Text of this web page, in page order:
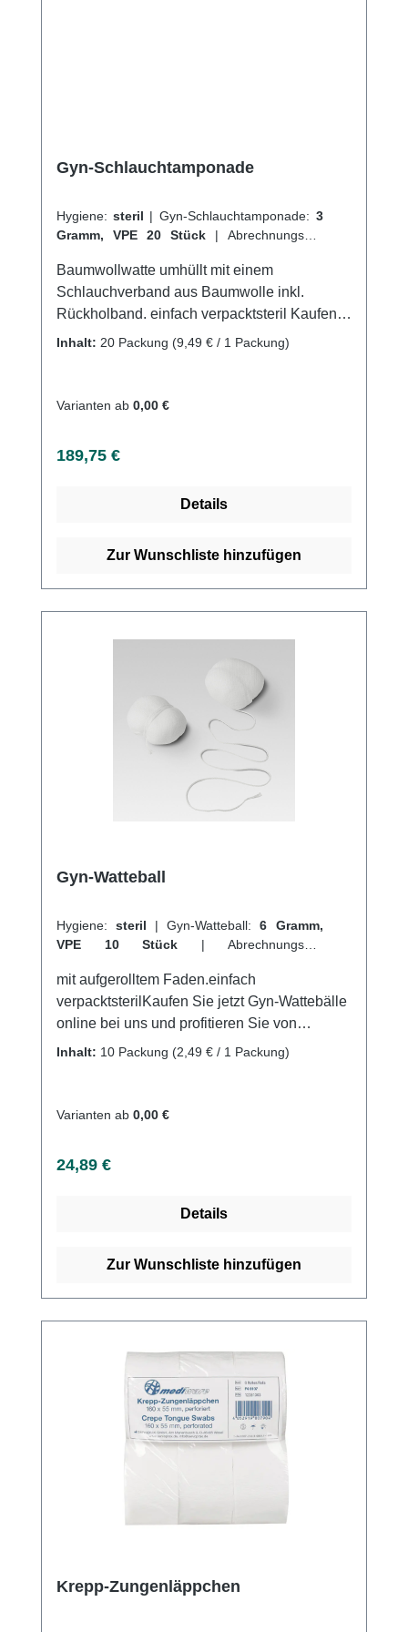
Gyn-Schlauchtamponade
Hygiene: steril | Gyn-Schlauchtamponade: 3
Gramm, VPE 20 Stück |
Abrechnungsart:
Baumwollwatte umhüllt mit einem
Schlauchverband aus Baumwolle inkl.
Rückholband. einfach verpacktsteril Kaufen
Sie jetzt Gyn-Schlauchtamponaden online
hervorragenden Kundenservice.Weitere
Inhalt: 20 Packung (9,49 € / 1 Packung)
Varianten ab 0,00 €
Regulärer Preis:
189,75 €
Details
Zur Wunschliste hinzufügen
Gyn-Watteball
Hygiene: steril | Gyn-Watteball: 6 Gramm,
VPE 10 Stück |
Abrechnungsart:
mit aufgerolltem Faden.einfach
verpacktsterilKaufen Sie jetzt Gyn-Wattebälle
online bei uns und profitieren Sie von
unserem schnellen Versand und unserem
Inhalt: 10 Packung (2,49 € / 1 Packung)
Varianten ab 0,00 €
Regulärer Preis:
24,89 €
Details
Zur Wunschliste hinzufügen
Krepp-Zungenläppchen